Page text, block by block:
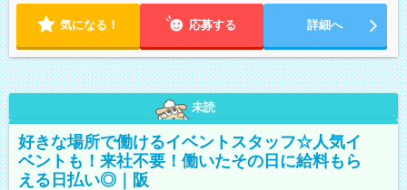
気になる！ 応募する 詳細へ
未読
好きな場所で働けるイベントスタッフ☆人気イ
ベントも！来社不要！働いたその日に給料もら
える日払い◎｜阪